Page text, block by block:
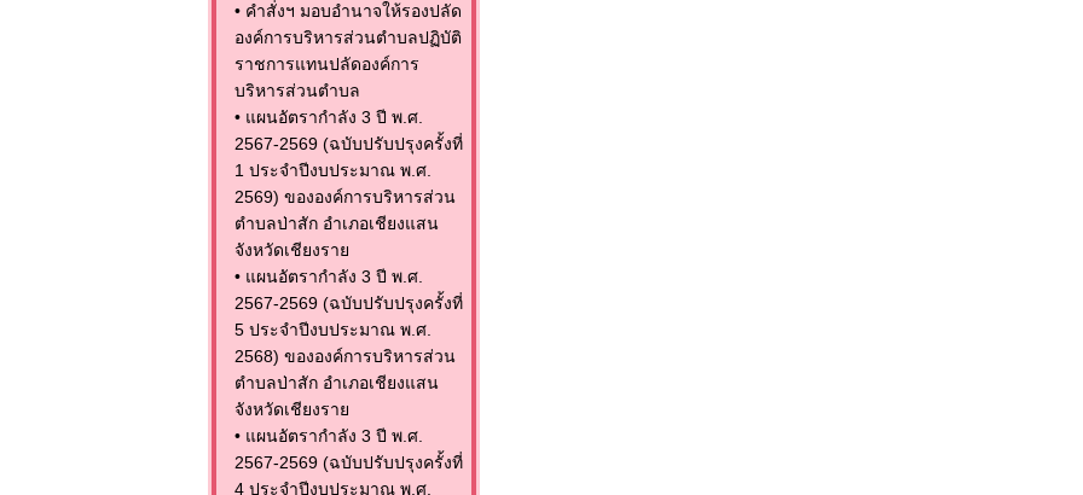
• คำสั่งฯ มอบอำนาจให้รองปลัด
องค์การบริหารส่วนตำบลปฏิบัติ
ราชการแทนปลัดองค์การ
บริหารส่วนตำบล
• แผนอัตรากำลัง 3 ปี พ.ศ.
2567-2569 (ฉบับปรับปรุงครั้งที่
1 ประจำปีงบประมาณ พ.ศ.
2569) ขององค์การบริหารส่วน
ตำบลป่าสัก อำเภอเชียงแสน
จังหวัดเชียงราย
• แผนอัตรากำลัง 3 ปี พ.ศ.
2567-2569 (ฉบับปรับปรุงครั้งที่
5 ประจำปีงบประมาณ พ.ศ.
2568) ขององค์การบริหารส่วน
ตำบลป่าสัก อำเภอเชียงแสน
จังหวัดเชียงราย
• แผนอัตรากำลัง 3 ปี พ.ศ.
2567-2569 (ฉบับปรับปรุงครั้งที่
4 ประจำปีงบประมาณ พ.ศ.